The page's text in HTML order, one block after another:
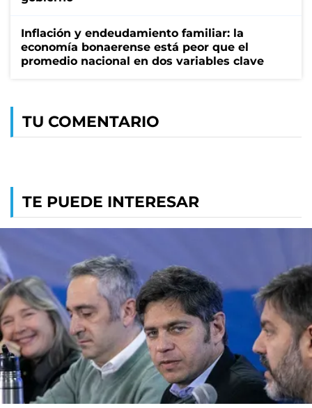
Inflación y endeudamiento familiar: la
economía bonaerense está peor que el
promedio nacional en dos variables clave
TU COMENTARIO
TE PUEDE INTERESAR